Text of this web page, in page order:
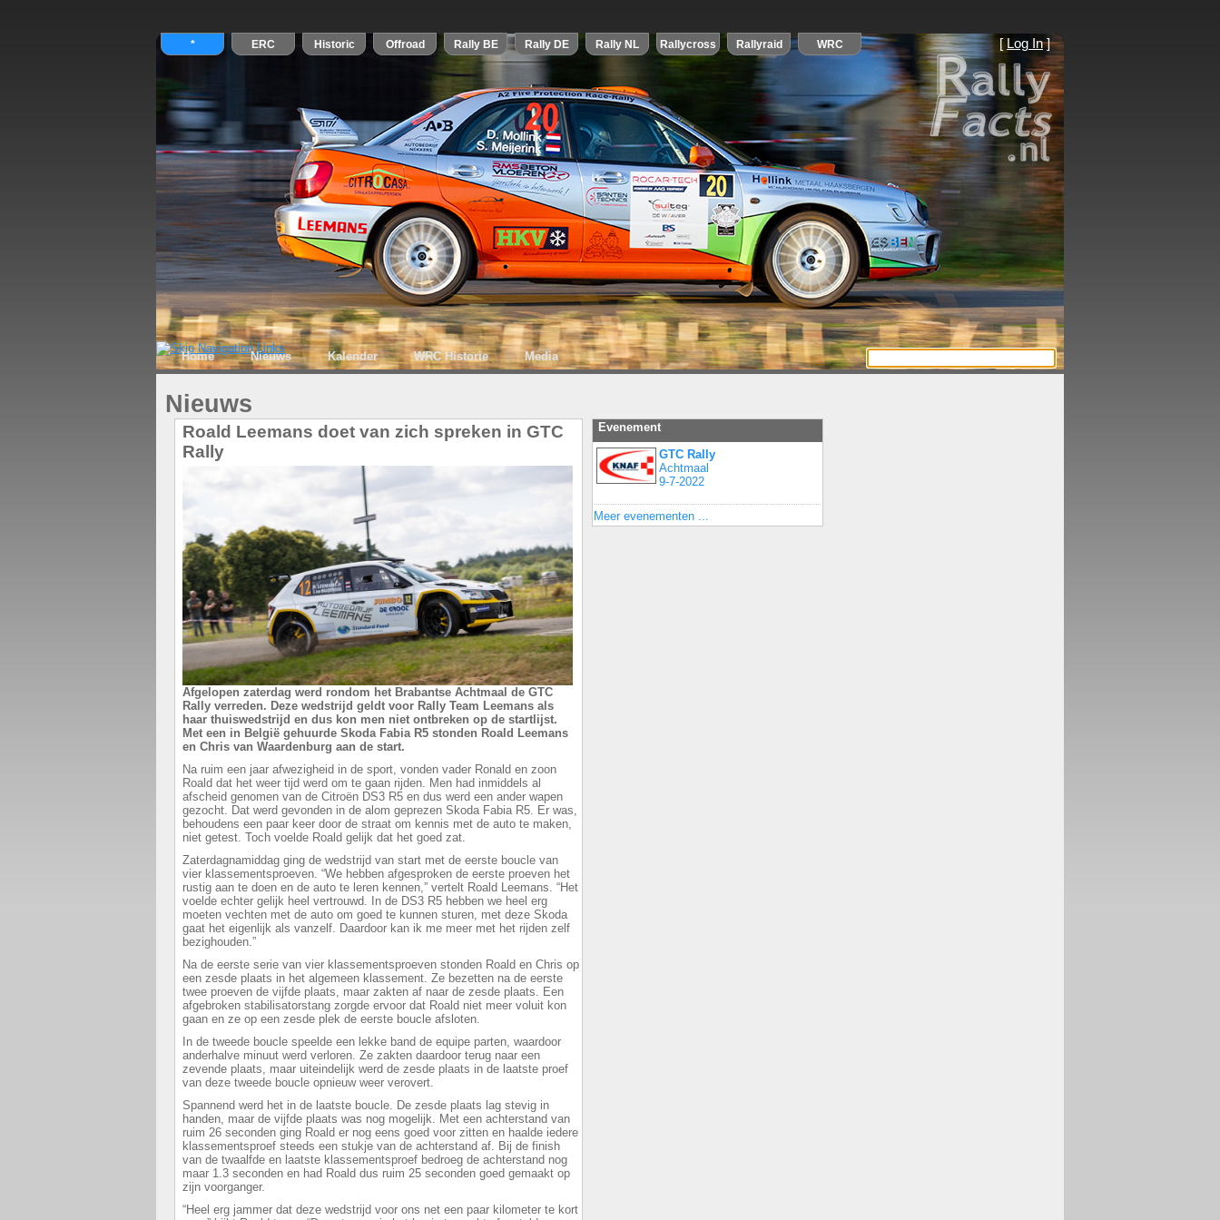
[ Log In]
Home Nieuws Kalender WRC Historie Media
Nieuws
Roald Leemans doet van zich spreken in GTC
Rally
Afgelopen zaterdag werd rondom het Brabantse Achtmaal de GTC
Rally verreden. Deze wedstrijd geldt voor Rally Team Leemans als
haar thuiswedstrijd en dus kon men niet ontbreken op de startlijst.
Met een in België gehuurde Skoda Fabia R5 stonden Roald Leemans
en Chris van Waardenburg aan de start.
Na ruim een jaar afwezigheid in de sport, vonden vader Ronald en zoon
Roald dat het weer tijd werd om te gaan rijden. Men had inmiddels al
afscheid genomen van de Citroën DS3 R5 en dus werd een ander wapen
gezocht. Dat werd gevonden in de alom geprezen Skoda Fabia R5. Er was,
behoudens een paar keer door de straat om kennis met de auto te maken,
niet getest. Toch voelde Roald gelijk dat het goed zat.
Zaterdagnamiddag ging de wedstrijd van start met de eerste boucle van
vier klassementsproeven. “We hebben afgesproken de eerste proeven het
rustig aan te doen en de auto te leren kennen,” vertelt Roald Leemans. “Het
voelde echter gelijk heel vertrouwd. In de DS3 R5 hebben we heel erg
moeten vechten met de auto om goed te kunnen sturen, met deze Skoda
gaat het eigenlijk als vanzelf. Daardoor kan ik me meer met het rijden zelf
bezighouden.”
Na de eerste serie van vier klassementsproeven stonden Roald en Chris op
een zesde plaats in het algemeen klassement. Ze bezetten na de eerste
twee proeven de vijfde plaats, maar zakten af naar de zesde plaats. Een
afgebroken stabilisatorstang zorgde ervoor dat Roald niet meer voluit kon
gaan en ze op een zesde plek de eerste boucle afsloten.
In de tweede boucle speelde een lekke band de equipe parten, waardoor
anderhalve minuut werd verloren. Ze zakten daardoor terug naar een
zevende plaats, maar uiteindelijk werd de zesde plaats in de laatste proef
van deze tweede boucle opnieuw weer verovert.
Spannend werd het in de laatste boucle. De zesde plaats lag stevig in
handen, maar de vijfde plaats was nog mogelijk. Met een achterstand van
ruim 26 seconden ging Roald er nog eens goed voor zitten en haalde iedere
klassementsproef steeds een stukje van de achterstand af. Bij de finish
van de twaalfde en laatste klassementsproef bedroeg de achterstand nog
maar 1.3 seconden en had Roald dus ruim 25 seconden goed gemaakt op
zijn voorganger.
“Heel erg jammer dat deze wedstrijd voor ons net een paar kilometer te kort
Evenement
GTC Rally
Achtmaal
9-7-2022
Meer evenementen ...